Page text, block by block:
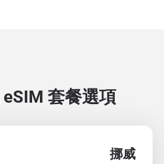
eSIM 套餐選項
挪威